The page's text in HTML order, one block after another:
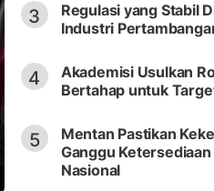
3
Regulasi yang Stabil
Industri
4
Akademisi Usulkan
Bertahap untuk
5
Mentan Pastikan
Ganggu Ketersediaan
Nasional